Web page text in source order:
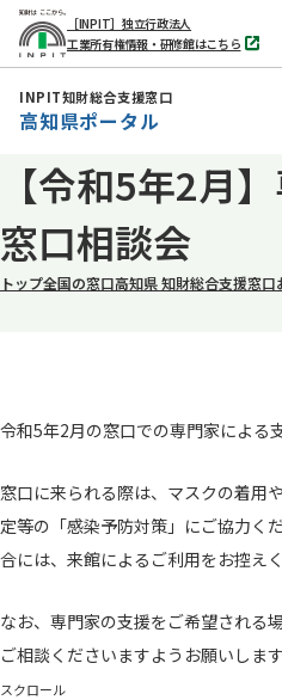
へ
移
［INPIT］独立行政法人
工業所有権情報・研修館はこちら
別
タ
INPIT知財総合支援窓口
高知県ポータル
【令和5年2月
窓口相談会
トップ全国の窓口高知県 知財総合支援窓口
令和5年2月の窓口での専門家による
窓口に来られる際は、マスクの着用
定等の「感染予防対策」にご協力く
合には、来館によるご利用をお控え
なお、専門家の支援をご希望される
ご相談くださいますようお願いします
スクロール